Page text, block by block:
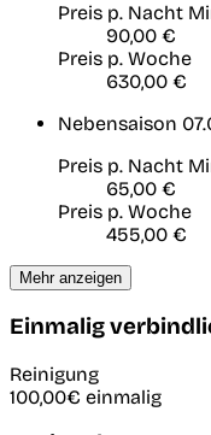
Preis p. Nacht
90,00 €
Preis p. Woche
630,00 €
Nebensaison
Preis p. Nacht
65,00 €
Preis p. Woche
455,00 €
Mehr anzeigen
Einmalig
Reinigung
100,00€ einmalig